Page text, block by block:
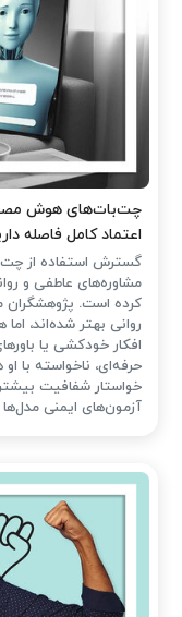
چت‌بات‌های هوش
اعتماد کامل فاصله
گسترش استفاده از
مشاوره‌های عاطفی و
کرده است.
روانی بهتر شده‌اند،
افکار خودکشی یا
حرفه‌ای، ناخواسته با
خواستار شفافیت
آزمون‌های ایمنی